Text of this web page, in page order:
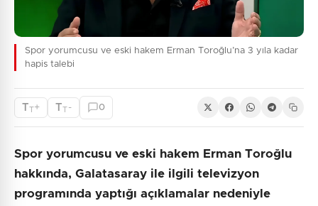
Spor yorumcusu ve eski hakem Erman Toroğlu’na 3 yıla kadar
hapis talebi
TT+ TT - 0
Spor yorumcusu ve eski hakem Erman Toroğlu
hakkında, Galatasaray ile ilgili televizyon
programında yaptığı açıklamalar nedeniyle